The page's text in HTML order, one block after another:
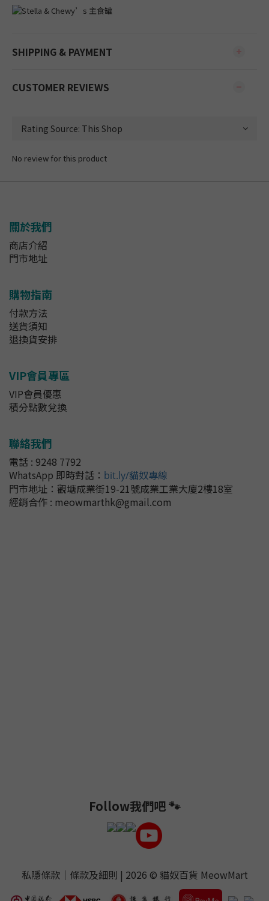
SHIPPING & PAYMENT
CUSTOMER REVIEWS
No review for this product
關於我們
商店介紹
門市地址
購物指南
付款方法
送貨須知
退換貨安排
VIP會員專區
VIP會員優惠
積分點數兌換
聯絡我們
電話 : 9248 7792
WhatsApp 即時對話 ： bit.ly/貓奴專線
門市地址： 觀塘成業街19-21號成業工業大廈2樓18室
經銷合作 : meowmarthk@gmail.com
Follow我們吧 🐾
私隱條款｜ 條款及細則 | 2026 © 貓奴百貨 MeowMart